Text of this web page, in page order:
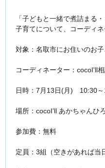
「子どもと一緒で煮詰まる
子育てについて、コーディ
対象：名取市にお住いのお
コーディネーター：cocoI'll
日時：7月13日(月) 10:30
場所：cocoI'll あかちゃんひ
参加費：無料
定員：3組（空きがあれば当